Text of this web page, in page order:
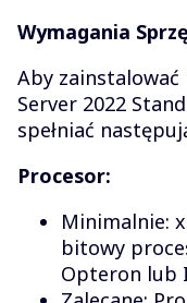
Wymagania
Aby
Server 2022
spełniać
Procesor:
Minimalnie:
bitowy
Opteron lub